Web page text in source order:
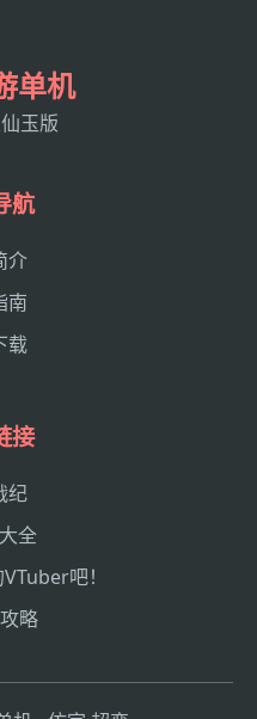
单机
玉版
航
介
南
载
接
纪
全
吧！
略